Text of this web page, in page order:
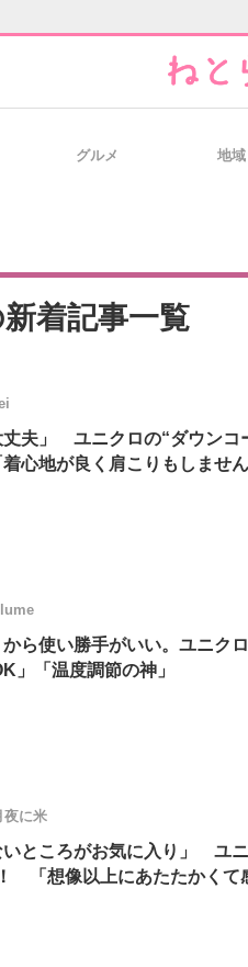
が分かる
総合サイト
グルメ 地域
着記事一覧
丈夫」 ユニクロの“ダウン
心地が良く肩こりもしませ
から使い勝手がいい。ユニク
」「温度調節の神」
夜に米
いところがお気に入り」 ユ
「想像以上にあたたかくて